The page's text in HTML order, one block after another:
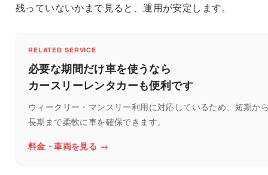
残っていないかまで見ると、運用が安定します。
RELATED SERVICE
必要な期間だけ車を使うなら
カースリーレンタカーも便利です
ウィークリー・マンスリー利用に対応しているため、短期か
長期まで柔軟に車を確保できます。
料金・車両を見る →